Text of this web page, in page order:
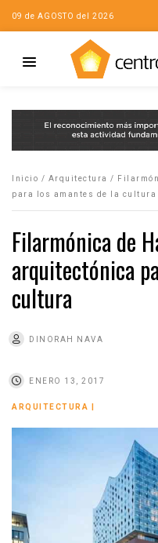
09 de AGOSTO del 2026
Inicio / Arquitectura /
para los amantes de la cultura
Filarmónica de
arquitectónica
cultura
DINORAH NAVA
ENERO 13, 2017
ARQUITECTURA